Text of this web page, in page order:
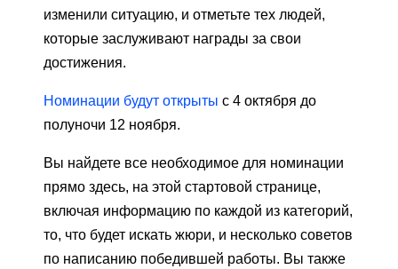
изменили ситуацию, и отметьте тех людей,
которые заслуживают награды за свои
достижения.
Номинации будут открыты с 4 октября до
полуночи 12 ноября.
Вы найдете все необходимое для номинации
прямо здесь, на этой стартовой странице,
включая информацию по каждой из категорий,
то, что будет искать жюри, и несколько советов
по написанию победившей работы. Вы также